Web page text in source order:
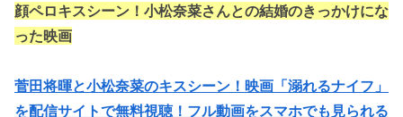
顔ペロキスシーン！ 小松奈菜さんとの結婚のきっかけにな
った映画
菅田将暉と小松奈菜のキスシーン！映画「溺れるナイフ」
を配信サイトで無料視聴！フル動画をスマホでも見られる